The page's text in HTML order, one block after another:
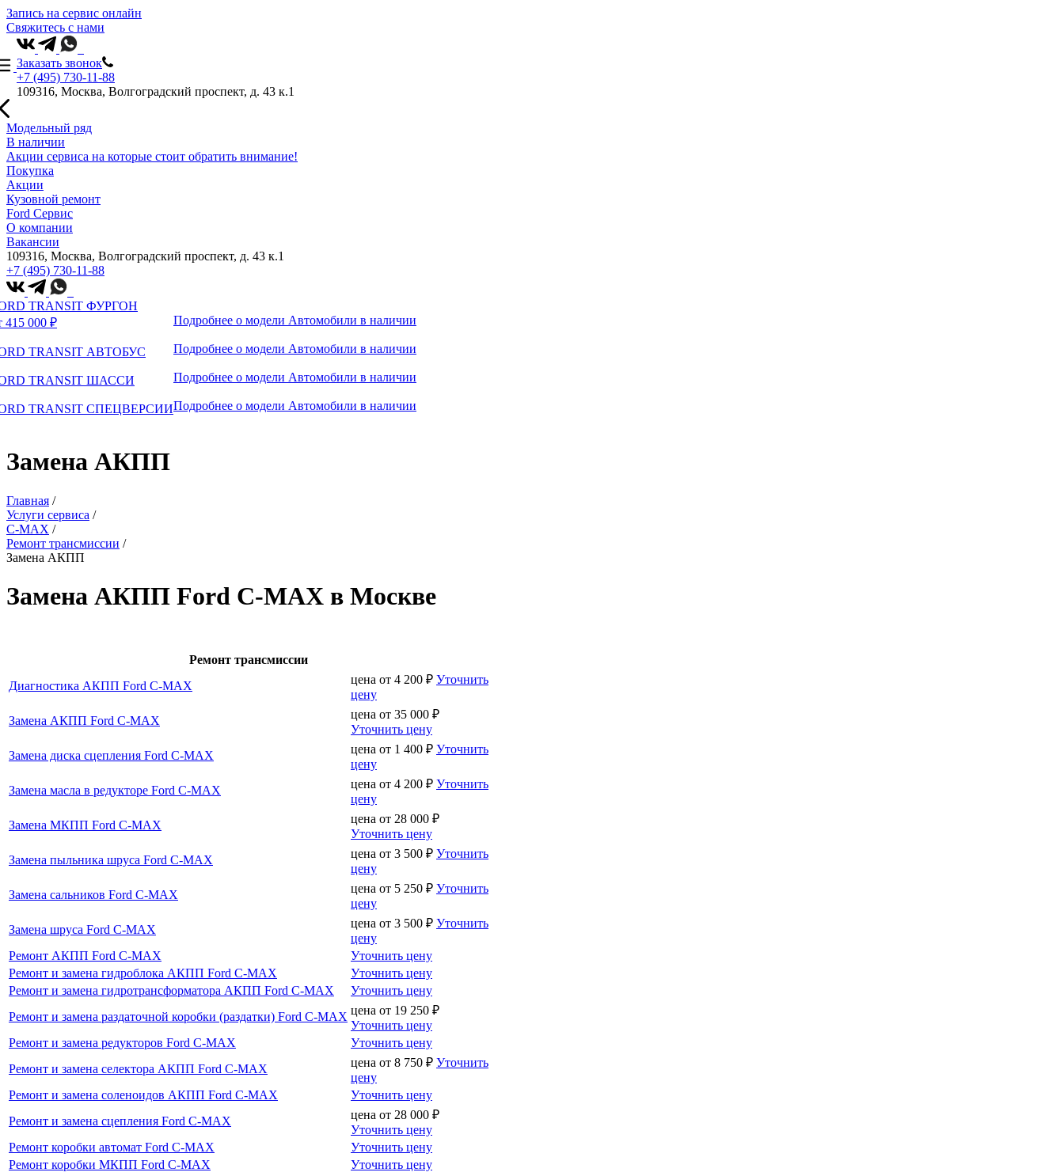
Запись на сервис онлайн
Свяжитесь с нами
Заказать звонок
+7 (495) 730-11-88
109316, Москва, Волгоградский проспект, д. 43 к.1
Модельный ряд
В наличии
Акции сервиса на которые стоит обратить внимание!
Покупка
Акции
Кузовной ремонт
Ford Сервис
О компании
Вакансии
109316, Москва, Волгоградский проспект, д. 43 к.1
+7 (495) 730-11-88
TRANSIT ФУРГОН
415 000 ₽
TRANSIT АВТОБУС
TRANSIT ШАССИ
TRANSIT СПЕЦВЕРСИИ
Подробнее о модели Автомобили в наличии
Подробнее о модели Автомобили в наличии
Подробнее о модели Автомобили в наличии
Подробнее о модели Автомобили в наличии
Замена АКПП
Главная /
Услуги сервиса /
C-MAX /
Ремонт трансмиссии /
Замена АКПП
Замена АКПП Ford C-MAX в Москве
Ремонт трансмиссии
Диагностика АКПП Ford C-MAX
цена от 4 200 ₽ Уточнить
цену
Замена АКПП Ford C-MAX
цена от 35 000 ₽
Уточнить цену
Замена диска сцепления Ford C-MAX
цена от 1 400 ₽ Уточнить
цену
Замена масла в редукторе Ford C-MAX
цена от 4 200 ₽ Уточнить
цену
Замена МКПП Ford C-MAX
цена от 28 000 ₽
Уточнить цену
Замена пыльника шруса Ford C-MAX
цена от 3 500 ₽ Уточнить
цену
Замена сальников Ford C-MAX
цена от 5 250 ₽ Уточнить
цену
Замена шруса Ford C-MAX
цена от 3 500 ₽ Уточнить
цену
Ремонт АКПП Ford C-MAX
Уточнить цену
Ремонт и замена гидроблока АКПП Ford C-MAX
Уточнить цену
Ремонт и замена гидротрансформатора АКПП Ford C-MAX
Уточнить цену
Ремонт и замена раздаточной коробки (раздатки) Ford C-MAX цена от 19 250 ₽
Уточнить цену
Ремонт и замена редукторов Ford C-MAX
Уточнить цену
Ремонт и замена селектора АКПП Ford C-MAX
цена от 8 750 ₽ Уточнить
цену
Ремонт и замена соленоидов АКПП Ford C-MAX
Уточнить цену
Ремонт и замена сцепления Ford C-MAX
цена от 28 000 ₽
Уточнить цену
Ремонт коробки автомат Ford C-MAX
Уточнить цену
Ремонт коробки МКПП Ford C-MAX
Уточнить цену